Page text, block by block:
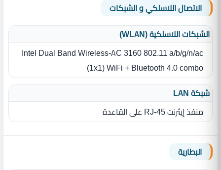
الاتصال اللاسلكي و الشبكات
الشبكات اللاسلكية (WLAN)
Intel Dual Band Wireless-AC 3160 802.11 a/b/g/n/ac
(1x1) WiFi + Bluetooth 4.0 combo
شبكة LAN
منفذ إيثرنت RJ-45 على القاعدة
البطارية